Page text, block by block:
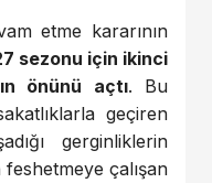
etme kararının
sezonu için ikinci
önünü açtı. Bu
geçiren
gerginliklerin
çalışan